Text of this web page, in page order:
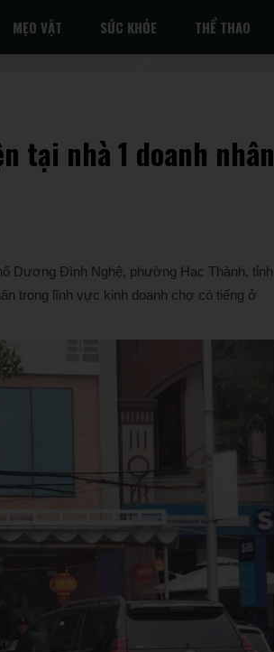
MẸO VẶT SỨC KHỎE THỂ THAO
tại nhà 1 doanh nhân
Dương Đình Nghệ, phường Hạc Thành, tỉnh
trong lĩnh vực kinh doanh chợ có tiếng ở